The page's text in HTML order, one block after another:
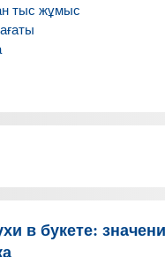
тыс жұмыс
в букете: